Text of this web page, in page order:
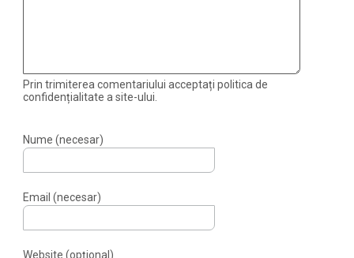
Prin trimiterea comentariului acceptați politica de
confidențialitate a site-ului.
Nume (necesar)
Email (necesar)
Website (opțional)